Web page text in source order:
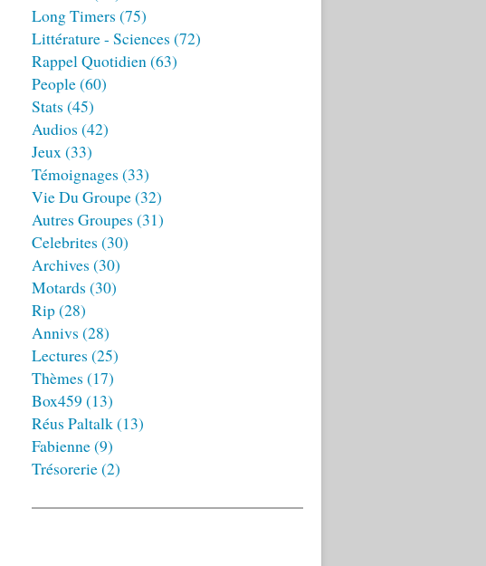
Long Timers (75)
Littérature - Sciences (72)
Rappel Quotidien(63)
People(60)
Stats (45)
Audios (42)
Jeux(33)
Témoignages (33)
Vie Du Groupe(32)
Autres Groupes (31)
Celebrites (30)
Archives (30)
Motards (30)
Rip(28)
Annivs (28)
Lectures (25)
Thèmes (17)
Box459 (13)
Réus Paltalk(13)
Fabienne(9)
Trésorerie(2)